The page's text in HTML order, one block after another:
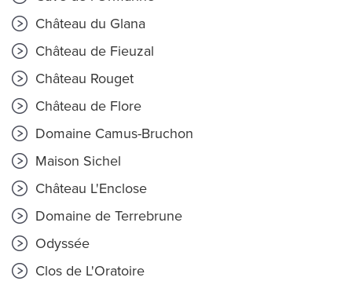
Château du Glana
Château de Fieuzal
Château Rouget
Château de Flore
Domaine Camus-Bruchon
Maison Sichel
Château L'Enclose
Domaine de Terrebrune
Odyssée
Clos de L'Oratoire